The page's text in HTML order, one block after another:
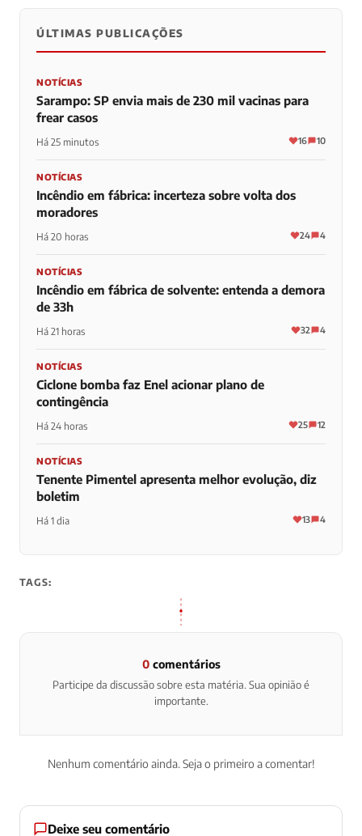
ÚLTIMAS PUBLICAÇÕES
NOTÍCIAS
Sarampo: SP envia mais de 230 mil vacinas para
frear casos
Há 25 minutos 16 10
NOTÍCIAS
Incêndio em fábrica: incerteza sobre volta dos
moradores
Há 20 horas 24 4
NOTÍCIAS
Incêndio em fábrica de solvente: entenda a demora
de 33h
Há 21 horas 32 4
NOTÍCIAS
Ciclone bomba faz Enel acionar plano de
contingência
Há 24 horas 25 12
NOTÍCIAS
Tenente Pimentel apresenta melhor evolução, diz
boletim
Há 1 dia 13 4
TAGS:
0comentários
Participe da discussão sobre esta matéria. Sua opinião é
importante.
Nenhum comentário ainda. Seja o primeiro a comentar!
Deixe seu comentário